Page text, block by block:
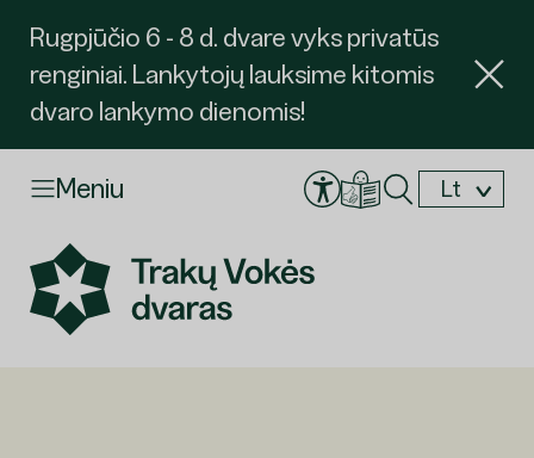
Rugpjūčio 6 - 8 d. dvare vyks privatūs
renginiai. Lankytojų lauksime kitomis
dvaro lankymo dienomis!
Meniu
Lt